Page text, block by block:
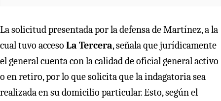
La solicitud presentada por la defensa de Martínez, a la
cual tuvo acceso La Tercera, señala que jurídicamente
el general cuenta con la calidad de oficial general activo
o en retiro, por lo que solicita que la indagatoria sea
realizada en su domicilio particular. Esto, según el